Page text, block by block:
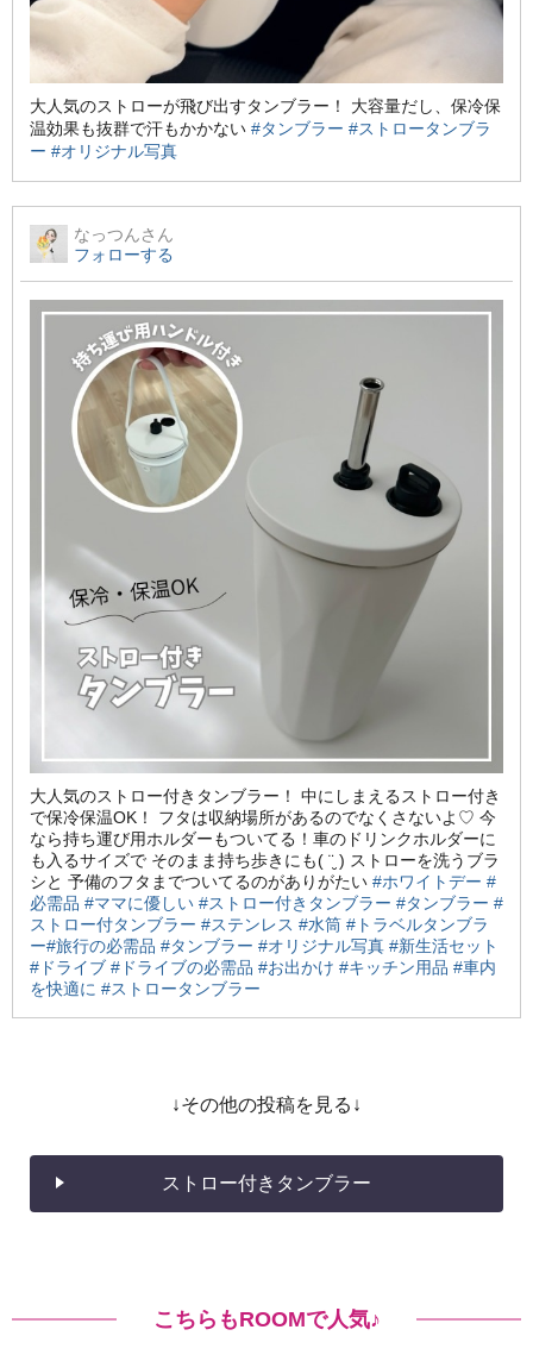
大人気のストローが飛び出すタンブラー！ 大容量だし、保冷保
温効果も抜群で汗もかかない #タンブラー #ストロータンブラ
ー #オリジナル写真
なっつんさん
フォローする
大人気のストロー付きタンブラー！ 中にしまえるストロー付き
で保冷保温OK！ フタは収納場所があるのでなくさないよ♡ 今
なら持ち運び用ホルダーもついてる！車のドリンクホルダーに
も入るサイズで そのまま持ち歩きにも( ¨̮ ) ストローを洗うブラ
シと 予備のフタまでついてるのがありがたい #ホワイトデー #
必需品 #ママに優しい #ストロー付きタンブラー #タンブラー #
ストロー付タンブラー #ステンレス #水筒 #トラベルタンブラ
ー#旅行の必需品 #タンブラー #オリジナル写真 #新生活セット
#ドライブ #ドライブの必需品 #お出かけ #キッチン用品 #車内
を快適に #ストロータンブラー
↓その他の投稿を見る↓
ストロー付きタンブラー
こちらもROOMで人気♪